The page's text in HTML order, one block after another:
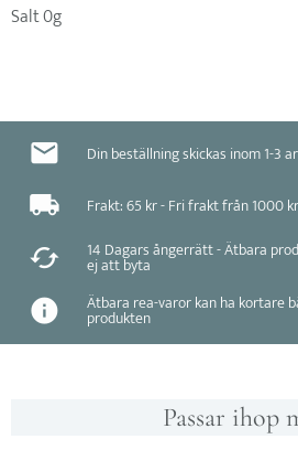
Salt 0g
Din beställning skickas inom 1-3
Frakt: 65 kr - Fri frakt från 1000 kr
14 Dagars ångerrätt - Ätbara
ej att byta
Ätbara rea-varor kan ha kortare
produkten
Passar ihop